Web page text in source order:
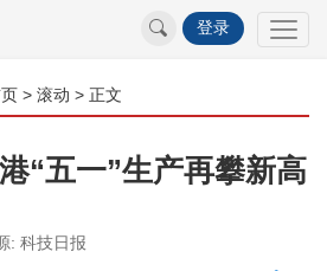
登录
> 滚动 > 正文
“五一”生产再攀新高
: 科技日报